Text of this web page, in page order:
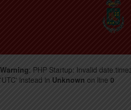
Warning: PHP Startup: Invalid
'UTC' instead in Unknown on line 0